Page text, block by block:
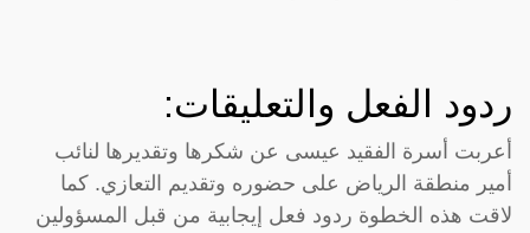
ردود الفعل والتعليقات:
أعربت أسرة الفقيد عيسى عن شكرها وتقديرها لنائب
أمير منطقة الرياض على حضوره وتقديم التعازي. كما
لاقت هذه الخطوة ردود فعل إيجابية من قبل المسؤولين